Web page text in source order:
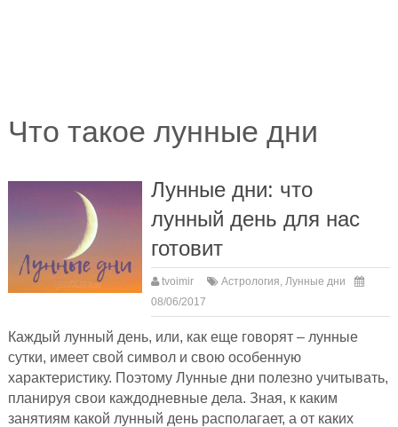
Что такое лунные дни
Лунные дни: что
лунный день для нас
готовит
tvoimir Астрология,Лунные дни
08/06/2017
Каждый лунный день, или, как еще говорят – лунные
сутки, имеет свой символ и свою особенную
характеристику. Поэтому Лунные дни полезно учитывать,
планируя свои каждодневные дела. Зная, к каким
занятиям какой лунный день располагает, а от каких